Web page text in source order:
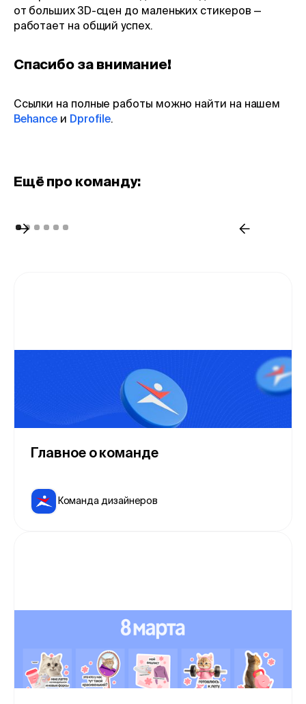
от больших 3D-сцен до маленьких стикеров —
работает на общий успех.
Спасибо за внимание!
Ссылки на полные работы можно найти на нашем
Behance и Dprofile.
Eщё про команду:
Главное о команде
Команда дизайнеров